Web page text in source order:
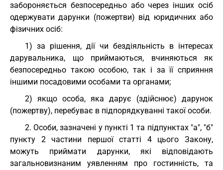
забороняється безпосередньо або через інших осіб
одержувати дарунки (пожертви) від юридичних або
фізичних осіб:
1) за рішення, дії чи бездіяльність в інтересах
дарувальника, що приймаються, вчиняються як
безпосередньо такою особою, так і за її сприяння
іншими посадовими особами та органами;
2) якщо особа, яка дарує (здійснює) дарунок
(пожертву), перебуває в підпорядкуванні такої особи.
2. Особи, зазначені у пункті 1 та підпунктах "а", "б"
пункту 2 частини першої статті 4 цього Закону,
можуть приймати дарунки, які відповідають
загальновизнаним уявленням про гостинність, та